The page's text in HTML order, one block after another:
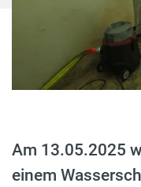
Am 13.05.2025
einem